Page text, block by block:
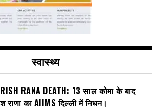
स्वास्थ्य
RANA DEATH: 13 साल कोमा के बाद
राणा का AIIMS दिल्ली में निधन।